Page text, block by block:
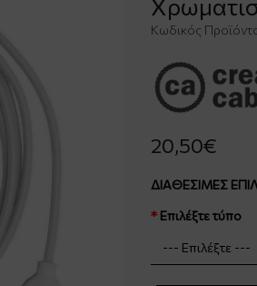
Κωδικός
20,50€
ΔΙΑΘΈΣΙΜΕΣ
Επιλέξτε τύπο